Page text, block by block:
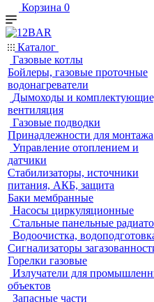
Корзина 0
Каталог
Газовые котлы
Бойлеры, газовые проточные
водонагреватели
Дымоходы и
вентиляция
Газовые подводки
Принадлежности для монтажа
Управление отоплением и
датчики
Стабилизаторы, источники
питания, АКБ, защита
Баки мембранные
Насосы циркуляционные
Стальные панельные
Водоочистка,
Сигнализаторы
Горелки газовые
Излучатели для
объектов
Запасные части